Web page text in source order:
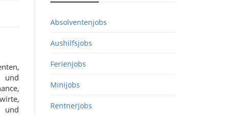
und
Absolventenjobs
Aushilfsjobs
Ferienjobs
Minijobs
Rentnerjobs